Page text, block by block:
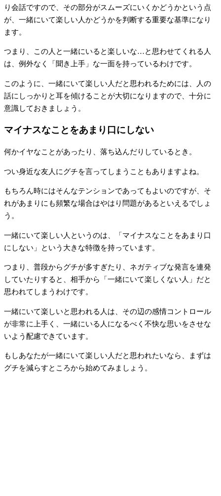
り会話ですので、その部分がスムーズにいくかどうかという点
が、一緒にいて楽しい人かどうかを判断する重要な基準になり
ます。
つまり、この人と一緒にいると楽しいな…と思わせてくれる人
は、例外なく「聞き上手」な一面を持っているわけです。
このように、一緒にいて楽しい人だと思われるためには、人の
話にしっかりと耳を傾けることが大切になりますので、十分に
意識しておきましょう。
マイナスなことをあまり口にしない
何かイヤなことがあったり、落ち込んだりしているとき。
つい身近な友人にグチを言ってしまうこともありますよね。
もちろん時にはそんなテンションであってもよいのですが、そ
れがあまりにも頻繁な場合はやはり問題があるといえるでしょ
う。
一緒にいて楽しい人というのは、「マイナスなことをあまり口
にしない」という大きな特徴を持っています。
つまり、普段からグチが多すぎたり、ネガティブな発言を連発
していたりすると、相手から「一緒にいて楽しくない人」だと
思われてしまうわけです。
一緒にいて楽しいと思われる人は、その辺の感情コントロール
が非常に上手く、一緒にいる人になるべく不快な思いをさせな
いよう配慮できています。
もしあなたが一緒にいて楽しい人だと思われたいなら、まずは
グチを減らすところから始めてみましょう。